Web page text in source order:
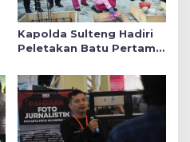
Kapolda Sulteng Hadiri
Peletakan Batu Pertama
di Sekolah YKB